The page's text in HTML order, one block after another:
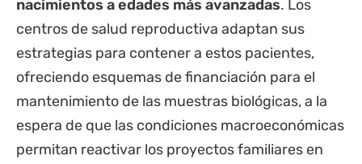
nacimientos a edades más avanzadas. Los
centros de salud reproductiva adaptan sus
estrategias para contener a estos pacientes,
ofreciendo esquemas de financiación para el
mantenimiento de las muestras biológicas, a la
espera de que las condiciones macroeconómicas
permitan reactivar los proyectos familiares en